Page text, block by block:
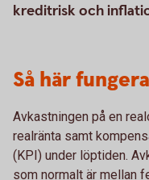
kreditrisk och
Så här
Avkastningen på en
realränta samt
(KPI) under löptiden.
som normalt är mellan